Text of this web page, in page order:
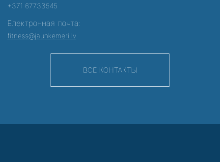
+371 67733545
Електронная почта:
fitness@jaunkemeri.lv
ВСЕ КОНТАКТЫ